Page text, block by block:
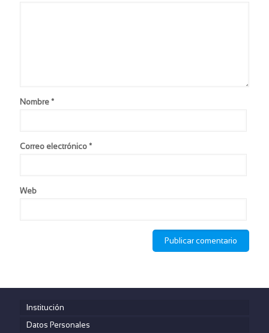
Nombre *
Correo electrónico *
Web
Institución
Datos Personales